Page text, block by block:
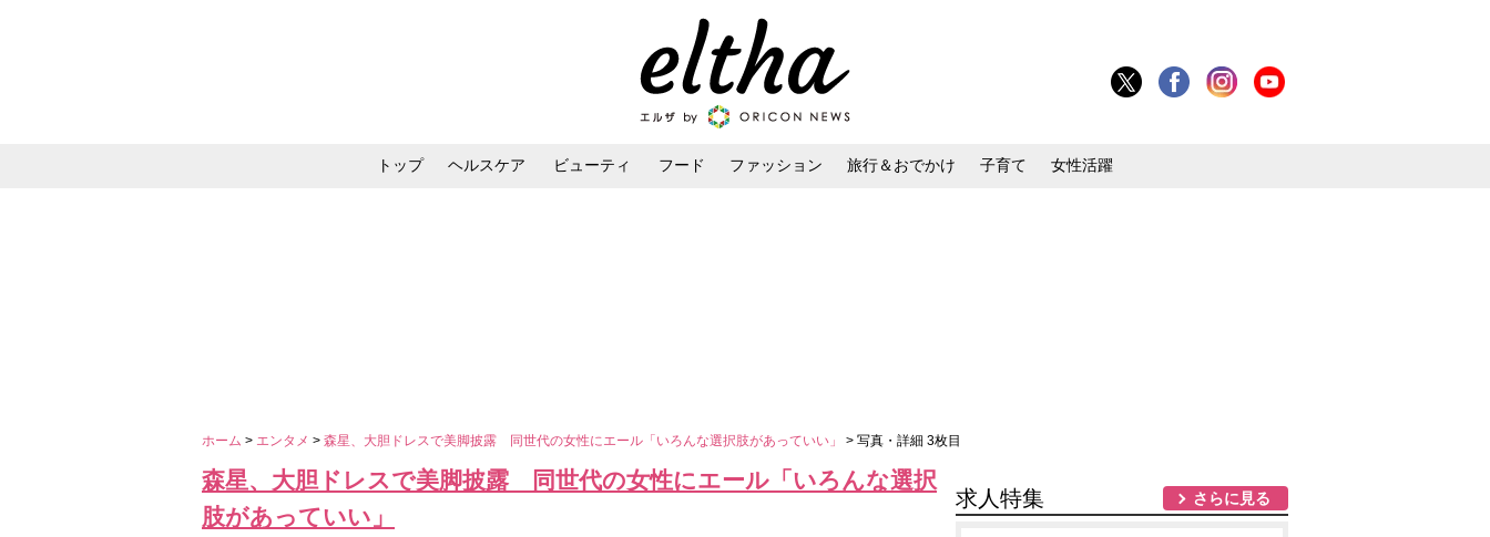
トップ ヘルスケア ビューティ フード ファッション 旅行＆おでかけ 子育て 女性活躍
ホーム > エンタメ > 森星、大胆ドレスで美脚披露 同世代の女性にエール「いろんな選択肢があっていい」 > 写真・詳細 3枚目
森星、大胆ドレスで美脚披露 同世代の女性にエール「いろんな選択
肢があっていい」
求人特集 さらに見る